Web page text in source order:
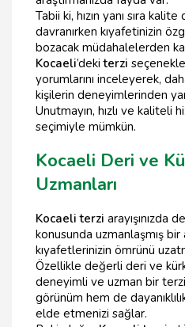
Tabii ki, hızın yanı sıra
davranırken kıyafetinizin
bozacak müdahalelerden
Kocaeli’dekiterzi
yorumlarını inceleyerek,
kişilerin deneyimlerinden
Unutmayın, hızlı ve kaliteli
seçimiyle mümkün.
Kocaeli Deri ve
Uzmanları
Kocaeli terzi arayışınızda
konusunda uzmanlaşmış
kıyafetlerinizin ömrünü
Özellikle değerli deri ve kürk
deneyimli ve uzman bir
görünüm hem de
elde etmenizi sağlar.